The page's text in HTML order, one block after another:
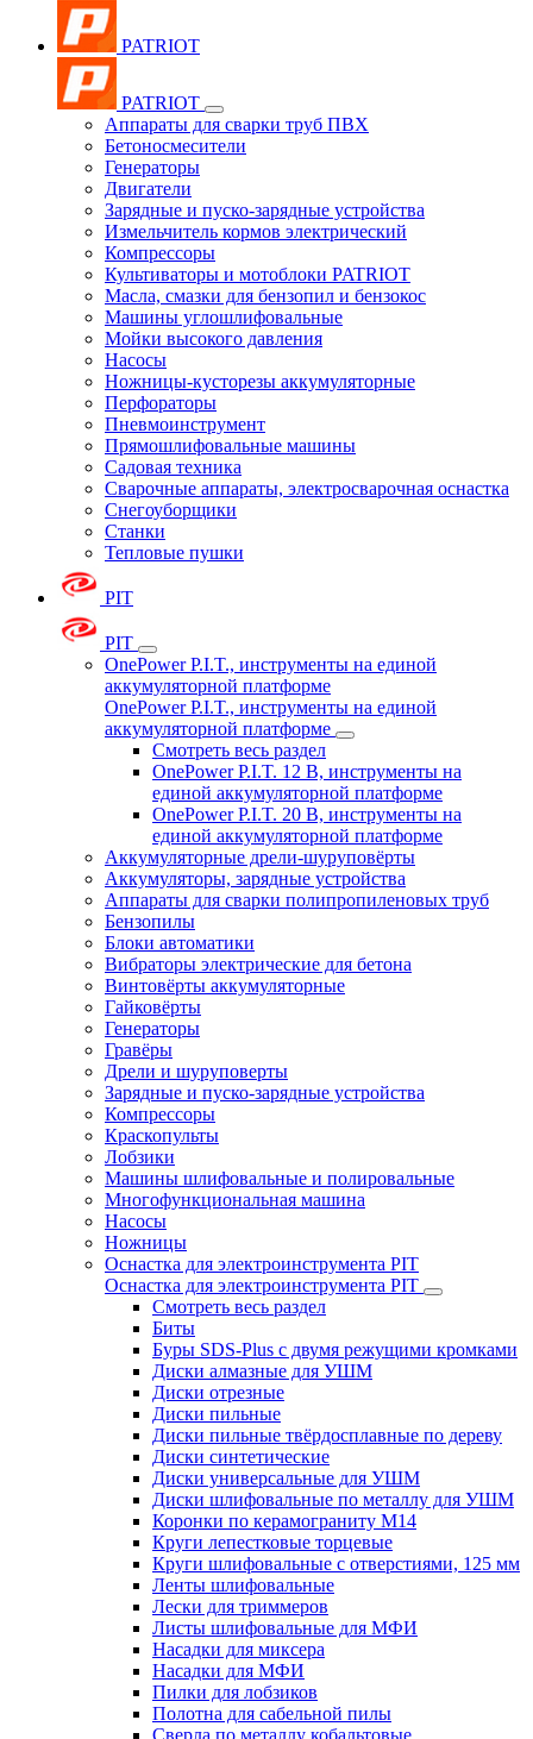
PATRIOT
PATRIOT
Аппараты для сварки труб ПВХ
Бетоносмесители
Генераторы
Двигатели
Зарядные и пуско-зарядные устройства
Измельчитель кормов электрический
Компрессоры
Культиваторы и мотоблоки PATRIOT
Масла, смазки для бензопил и бензокос
Машины углошлифовальные
Мойки высокого давления
Насосы
Ножницы-кусторезы аккумуляторные
Перфораторы
Пневмоинструмент
Прямошлифовальные машины
Садовая техника
Сварочные аппараты, электросварочная оснастка
Снегоуборщики
Станки
Тепловые пушки
PIT
PIT
OnePower P.I.T., инструменты на единой
аккумуляторной платформе
OnePower P.I.T., инструменты на единой
аккумуляторной платформе
Смотреть весь раздел
OnePower P.I.T. 12 В, инструменты на
единой аккумуляторной платформе
OnePower P.I.T. 20 В, инструменты на
единой аккумуляторной платформе
Аккумуляторные дрели-шуруповёрты
Аккумуляторы, зарядные устройства
Аппараты для сварки полипропиленовых труб
Бензопилы
Блоки автоматики
Вибраторы электрические для бетона
Винтовёрты аккумуляторные
Гайковёрты
Генераторы
Гравёры
Дрели и шуруповерты
Зарядные и пуско-зарядные устройства
Компрессоры
Краскопульты
Лобзики
Машины шлифовальные и полировальные
Многофункциональная машина
Насосы
Ножницы
Оснастка для электроинструмента PIT
Оснастка для электроинструмента PIT
Смотреть весь раздел
Биты
Буры SDS-Plus c двумя режущими кромками
Диски алмазные для УШМ
Диски отрезные
Диски пильные
Диски пильные твёрдосплавные по дереву
Диски синтетические
Диски универсальные для УШМ
Диски шлифовальные по металлу для УШМ
Коронки по керамограниту M14
Круги лепестковые торцевые
Круги шлифовальные с отверстиями, 125 мм
Ленты шлифовальные
Лески для триммеров
Листы шлифовальные для МФИ
Насадки для миксера
Насадки для МФИ
Пилки для лобзиков
Полотна для сабельной пилы
Сверла по металлу кобальтовые